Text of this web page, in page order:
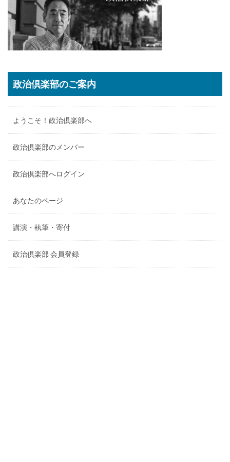
政治倶楽部のご案内
ようこそ！政治倶楽部へ
政治倶楽部のメンバー
政治倶楽部へログイン
あなたのページ
講演・執筆・寄付
政治倶楽部 会員登録